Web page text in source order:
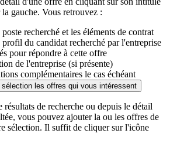
gauche. Vous retrouvez :
recherché et les éléments de contrat
du candidat recherché par l'entreprise
pour répondre à cette offre
de l'entreprise (si présente)
complémentaires le cas échéant
les offres qui vous intéressent
résultats de recherche ou depuis le détail
vous pouvez ajouter la ou les offres de
sélection. Il suffit de cliquer sur l'icône